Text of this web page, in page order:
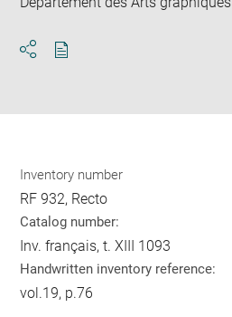
Inventory number
RF 932, Recto
Catalog number:
Inv. français, t. XIII 1093
Handwritten inventory reference:
vol.19, p.76